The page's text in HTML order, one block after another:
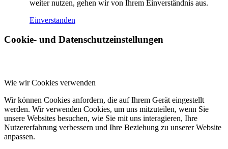
weiter nutzen, gehen wir von Ihrem Einverständnis aus.
Einverstanden
Cookie- und Datenschutzeinstellungen
Wie wir Cookies verwenden
Wir können Cookies anfordern, die auf Ihrem Gerät eingestellt
werden. Wir verwenden Cookies, um uns mitzuteilen, wenn Sie
unsere Websites besuchen, wie Sie mit uns interagieren, Ihre
Nutzererfahrung verbessern und Ihre Beziehung zu unserer Website
anpassen.